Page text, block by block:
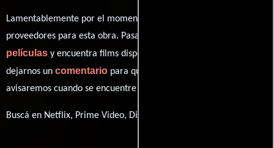
Lamentablemente por el momento no contamos con enlaces a
proveedores para esta obra. Pasa por nuestro catálogo de
películas y encuentra films disponibles. También puedes
dejarnos un comentario para que le demos prioridad y te
avisaremos cuando se encuentre disponible
Buscá en Netflix, Prime Video, Disney+